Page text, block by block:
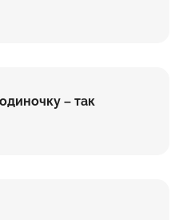
– так